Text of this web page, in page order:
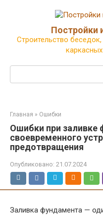
Постройки
Строительство
Главная » Ошибки
Ошибки при
своевременного
предотвращения
Опубликовано: 21.07.2024
Заливка фундамента —